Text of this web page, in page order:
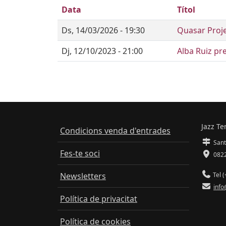
Data Títol
Ds, 14/03/2026 - 19:30
Quasar
Dj, 12/10/2023 - 21:00
Alba Ruiz
Condicions venda d'entrades
Fes-te soci
Newsletters
Política de privacitat
Política de cookies
Jazz
Tel